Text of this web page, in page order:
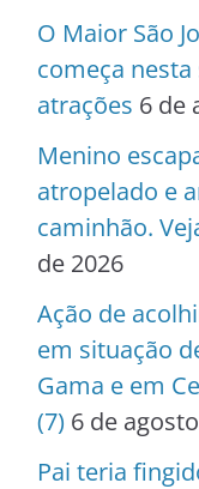
O Maior São
começa nesta
atrações 6 de
Menino
atropelado e
caminhão.
de 2026
Ação de
em situação
Gama e em
(7) 6 de
Pai teria